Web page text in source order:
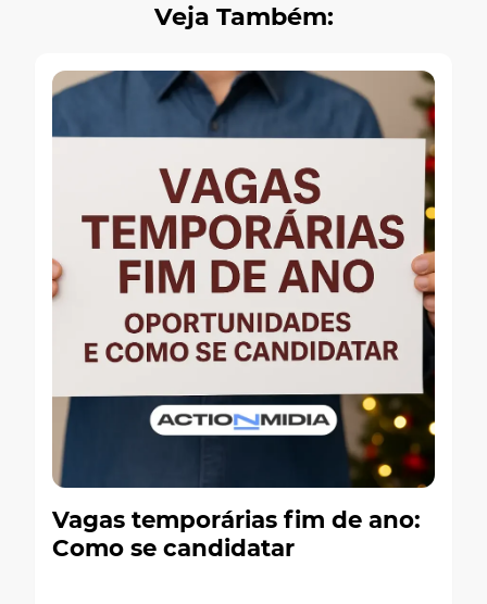
Veja Também:
Vagas temporárias fim de ano:
Como se candidatar